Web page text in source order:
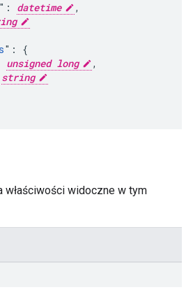
": datetime
,
": {
unsigned long
,
string
właściwości widoczne w tym